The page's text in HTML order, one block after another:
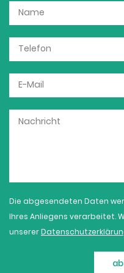
Die abgesendeten Daten
Ihres Anliegens verarbeitet.
unserer